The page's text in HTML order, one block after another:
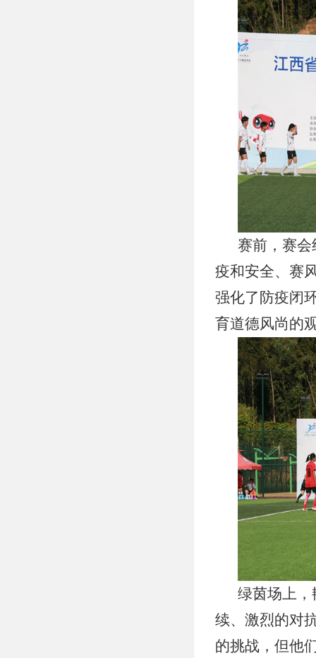
赛前，赛
疫和安全、赛
强化了防疫闭
育道德风尚的
绿茵场上
续、激烈的对
的挑战，但他